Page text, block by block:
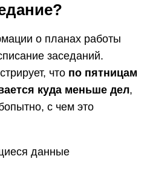
о планах работы
заседаний.
что по пятницам
куда меньше дел,
с чем это
данные